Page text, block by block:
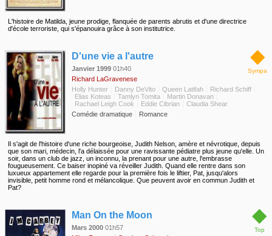
L'histoire de Matilda, jeune prodige, flanquée de parents abrutis et d'une directrice
d'école terroriste, qui s'épanouira grâce à son institutrice.
◆
Sympa
D'une vie a l'autre
Janvier 1999 01h40
Richard LaGravenese
Holly Hunter
Danny DeVito Queen Latifah
Richard Schiff
Elias Koteas
Tamlyn Tomita
Martin Donavan
Rachael Leigh Cook
Eddie Cibrian
Claudia Shear
Comédie dramatique
Romance
Il s'agit de l'histoire d'une riche bourgeoise, Judith Nelson, amère et névrotique, depuis
que son mari, médecin, l'a délaissée pour une ravissante pédiatre plus jeune qu'elle. Un
soir, dans un club de jazz, un inconnu, la prenant pour une autre, l'embrasse
fougueusement. Ce baiser inopiné va réveiller Judith. Quand elle rentre dans son
luxueux appartement elle regarde pour la première fois le liftier, Pat, jusqu'alors
invisible, petit homme rond et mélancolique. Que peuvent avoir en commun Judith et
Pat?
◆
Top
Man On the Moon
Mars 2000 01h57